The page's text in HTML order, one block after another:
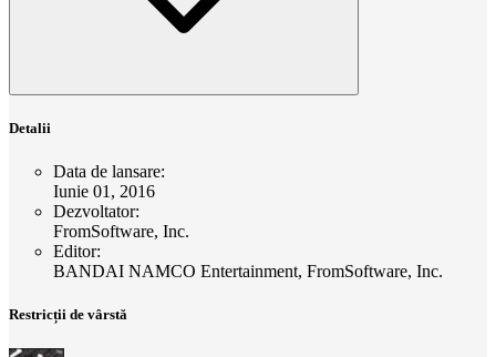
Detalii
Data de lansare:
Iunie 01, 2016
Dezvoltator:
FromSoftware, Inc.
Editor:
BANDAI NAMCO Entertainment, FromSoftware, Inc.
Restricții de vârstă